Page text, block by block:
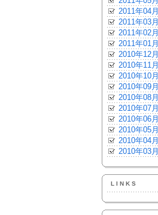
2011年04月
2011年03月
2011年02月
2011年01月
2010年12月
2010年11月
2010年10月
2010年09月
2010年08月
2010年07月
2010年06月
2010年05月
2010年04月
2010年03月
LINKS